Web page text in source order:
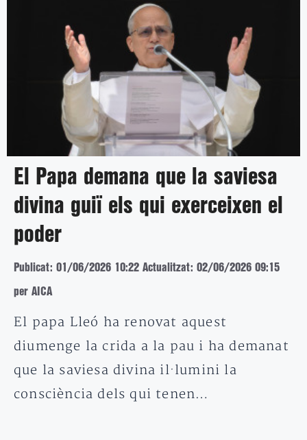
El Papa demana que la saviesa
divina guiï els qui exerceixen el
poder
Publicat: 01/06/2026 10:22 Actualitzat: 02/06/2026 09:15
per AICA
El papa Lleó ha renovat aquest
diumenge la crida a la pau i ha demanat
que la saviesa divina il·lumini la
consciència dels qui tenen…